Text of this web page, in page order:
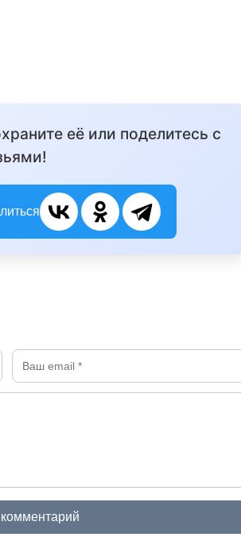
её или поделитесь с